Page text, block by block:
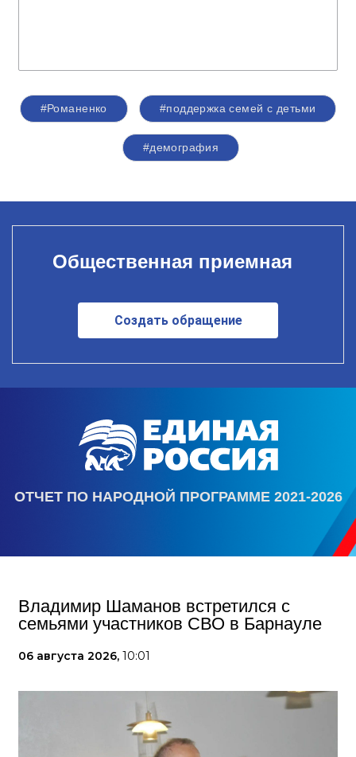
#Романенко #поддержка семей с детьми
#демография
Общественная приемная
Создать обращение
ОТЧЕТ ПО НАРОДНОЙ ПРОГРАММЕ 2021-2026
Владимир Шаманов встретился с
семьями участников СВО в Барнауле
06 августа 2026, 10:01